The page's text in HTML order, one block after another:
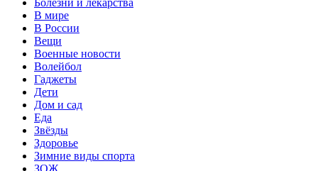
Болезни и лекарства
В мире
В России
Вещи
Военные новости
Волейбол
Гаджеты
Дети
Дом и сад
Еда
Звёзды
Здоровье
Зимние виды спорта